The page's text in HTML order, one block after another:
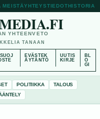
MEISTÄYHTEYSTIEDOTHISTORIA
YHTEENVETO
TANAAN
EVÄSTEK
ÄYTÄNTÖ
UUTIS
KIRJE
BL
O
GI
POLITIIKKA
TALOUS